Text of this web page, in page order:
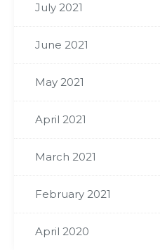
July 2021
June 2021
May 2021
April 2021
March 2021
February 2021
April 2020